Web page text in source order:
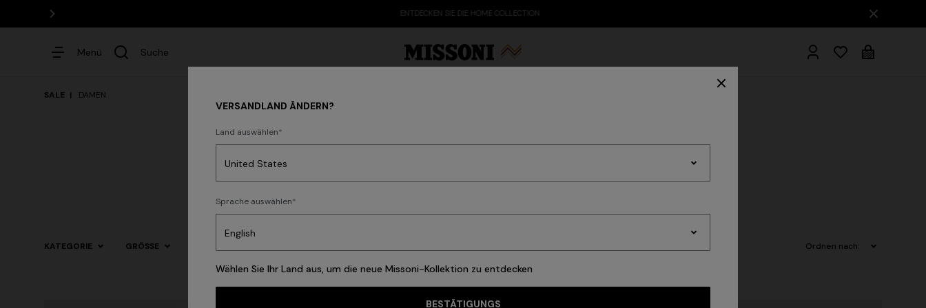
ENTDECKEN SIE DIE HOME COLLECTION
Menü Suche
SALE DAMEN
KATEGORIE GRÖSSE Ordnen nach:
108 Ergebnisse
VERSANDLAND ÄNDERN?
Land auswählen
Sprache auswählen
Wählen Sie Ihr Land aus, um die neue Missoni-Kollektion zu entdecken
BESTÄTIGUNGS
Kleider
Häufige Suchanfragen